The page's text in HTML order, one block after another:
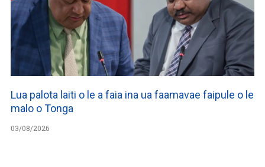
Lua palota laiti o le a faia ina ua faamavae faipule o le
malo o Tonga
03/08/2026